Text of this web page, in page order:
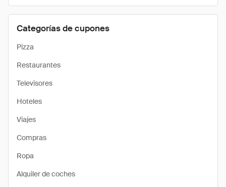
Categorías de cupones
Pizza
Restaurantes
Televisores
Hoteles
Viajes
Compras
Ropa
Alquiler de coches